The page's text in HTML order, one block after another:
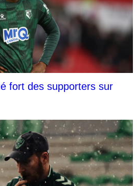
fort des supporters sur